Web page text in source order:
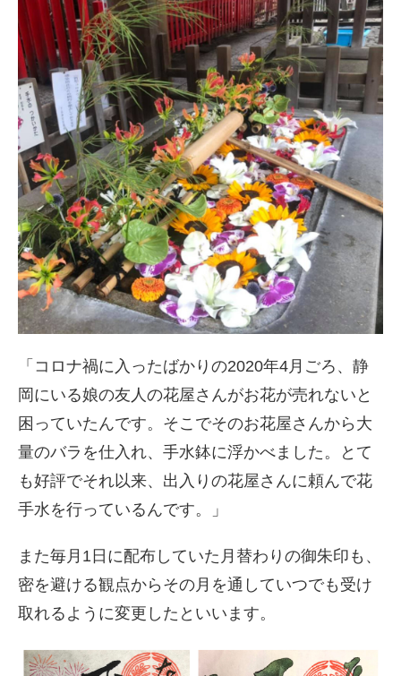
「コロナ禍に入ったばかりの2020年4月ごろ、静
岡にいる娘の友人の花屋さんがお花が売れないと
困っていたんです。そこでそのお花屋さんから大
量のバラを仕入れ、手水鉢に浮かべました。とて
も好評でそれ以来、出入りの花屋さんに頼んで花
手水を行っているんです。」
また毎月1日に配布していた月替わりの御朱印も、
密を避ける観点からその月を通していつでも受け
取れるように変更したといいます。